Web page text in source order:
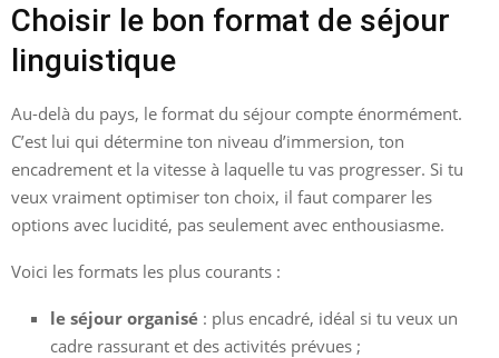
Choisir le bon format de séjour
linguistique
Au-delà du pays, le format du séjour compte énormément.
C’est lui qui détermine ton niveau d’immersion, ton
encadrement et la vitesse à laquelle tu vas progresser. Si tu
veux vraiment optimiser ton choix, il faut comparer les
options avec lucidité, pas seulement avec enthousiasme.
Voici les formats les plus courants :
le séjour organisé : plus encadré, idéal si tu veux un
cadre rassurant et des activités prévues ;